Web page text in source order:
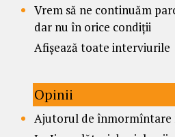
Vrem să ne continuăm
dar nu în orice condiții
Afișează toate interviurile
Opinii
Ajutorul de înmormîntare